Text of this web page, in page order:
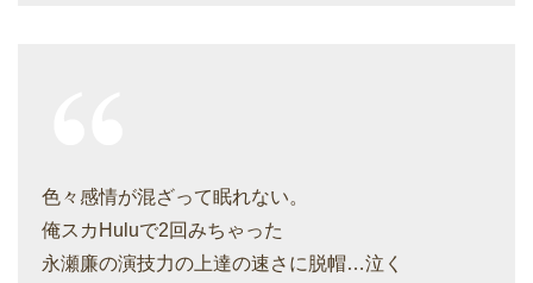
色々感情が混ざって眠れない。
俺スカHuluで2回みちゃった
永瀬廉の演技力の上達の速さに脱帽…泣く